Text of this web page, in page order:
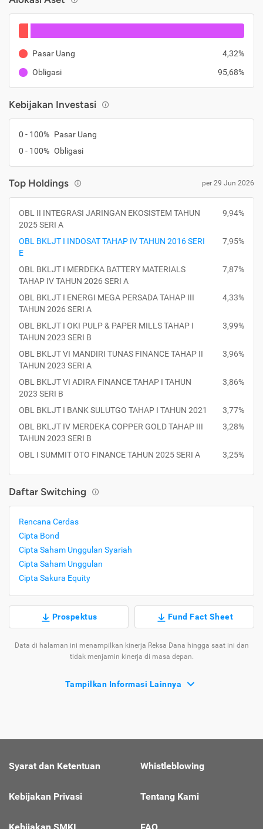
Pasar Uang
4,32%
Obligasi
95,68%
Kebijakan Investasi
0 - 100% Pasar Uang
0 - 100% Obligasi
Top Holdings per 29 Jun 2026
OBL II INTEGRASI JARINGAN EKOSISTEM TAHUN
2025 SERI A
9,94%
OBL BKLJT I INDOSAT TAHAP IV TAHUN 2016 SERI
E
7,95%
OBL BKLJT I MERDEKA BATTERY MATERIALS
TAHAP IV TAHUN 2026 SERI A
7,87%
OBL BKLJT I ENERGI MEGA PERSADA TAHAP III
TAHUN 2026 SERI A
4,33%
OBL BKLJT I OKI PULP & PAPER MILLS TAHAP I
TAHUN 2023 SERI B
3,99%
OBL BKLJT VI MANDIRI TUNAS FINANCE TAHAP II
TAHUN 2023 SERI A
3,96%
OBL BKLJT VI ADIRA FINANCE TAHAP I TAHUN
2023 SERI B
3,86%
OBL BKLJT I BANK SULUTGO TAHAP I TAHUN 2021
3,77%
OBL BKLJT IV MERDEKA COPPER GOLD TAHAP III
TAHUN 2023 SERI B
3,28%
OBL I SUMMIT OTO FINANCE TAHUN 2025 SERI A 3,25%
Daftar Switching
Rencana Cerdas
Cipta Bond
Cipta Saham Unggulan Syariah
Cipta Saham Unggulan
Cipta Sakura Equity
Prospektus Fund Fact Sheet
Data di halaman ini menampilkan kinerja Reksa Dana hingga saat ini dan
tidak menjamin kinerja di masa depan.
Tampilkan Informasi Lainnya
Syarat dan Ketentuan
Kebijakan Privasi
Whistleblowing
Tentang Kami